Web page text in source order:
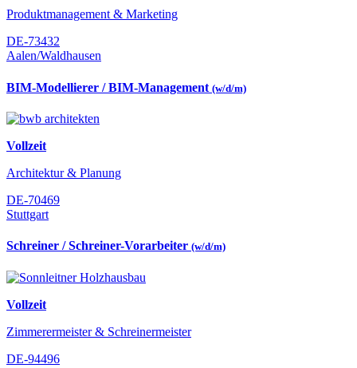
Produktmanagement & Marketing
DE-73432
Aalen/Waldhausen
BIM-Modellierer / BIM-Management (w/d/m)
Vollzeit
Architektur & Planung
DE-70469
Stuttgart
Schreiner / Schreiner-Vorarbeiter (w/d/m)
Vollzeit
Zimmerermeister & Schreinermeister
DE-94496